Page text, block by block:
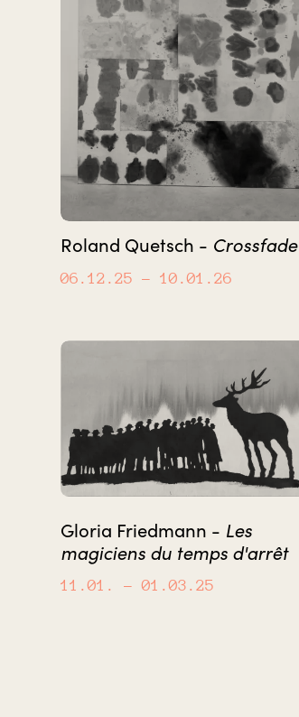
Roland Quetsch - Crossfade
06.12.25 – 10.01.26
Gloria Friedmann - Les
magiciens du temps d'arrêt
11.01. – 01.03.25